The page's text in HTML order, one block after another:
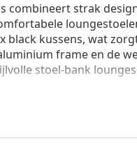
combineert strak
kussens, wat
frame en de
stoel-bank
Stoelen
is uitgevoerd in